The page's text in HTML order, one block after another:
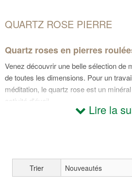
QUARTZ ROSE PIERRE
Quartz roses en pierres
Venez découvrir une belle sélection de
de toutes les dimensions. Pour un
méditation, le quartz rose est un
activité d'éveil.
à fait en harmonie avec les bébés, les
Conseil : mettre un petit cristal brut de
Lire la
Trier